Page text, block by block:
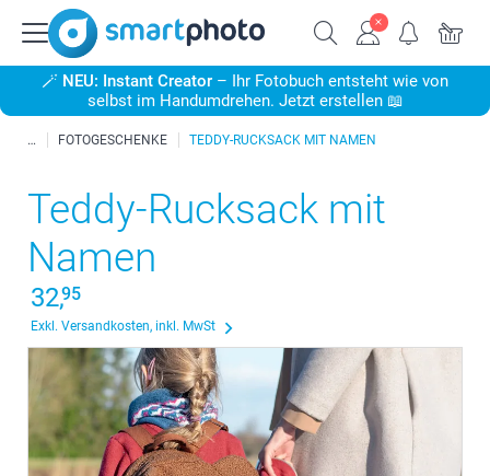
🪄 NEU: Instant Creator – Ihr Fotobuch entsteht wie von
selbst im Handumdrehen. Jetzt erstellen 📖
FOTOGESCHENKE TEDDY-RUCKSACK MIT NAMEN
Teddy-Rucksack mit
Namen
32,95
Exkl. Versandkosten, inkl. MwSt